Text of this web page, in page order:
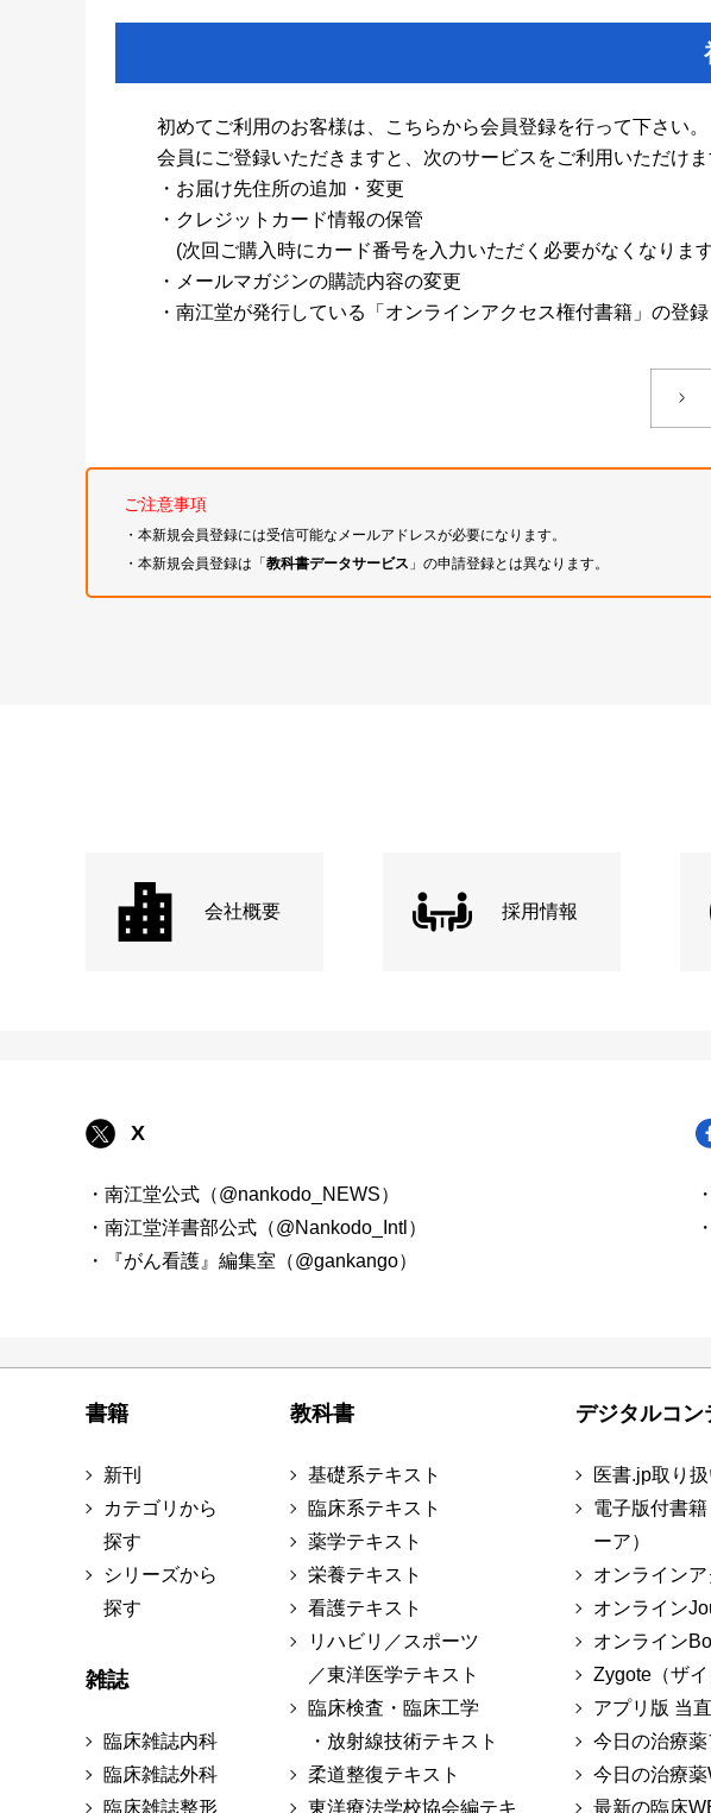
初めてご利用のお客様は、こちらから会員登録を行って下さい。
会員にご登録いただきますと、次のサービスをご利用いただけま
・お届け先住所の追加・変更
・クレジットカード情報の保管
(次回ご購入時にカード番号を入力いただく必要がなくなりま
・メールマガジンの購読内容の変更
・南江堂が発行している「オンラインアクセス権付書籍」の登
ご注意事項
・本新規会員登録には受信可能なメールアドレスが必要になります。
・本新規会員登録は「教科書データサービス 」の申請登録とは異なります。
会社概要 採用情報
X
・南江堂公式（@nankodo_NEWS）
・南江堂洋書部公式（@Nankodo_Intl）
・『がん看護』編集室（@gankango）
書籍
新刊
カテゴリから
探す
シリーズから
探す
雑誌
臨床雑誌内科
臨床雑誌外科
臨床雑誌整形
教科書
基礎系テキスト
臨床系テキスト
薬学テキスト
栄養テキスト
看護テキスト
リハビリ／スポーツ
／東洋医学テキスト
臨床検査・臨床工学
・放射線技術テキスト
柔道整復テキスト
東洋療法学校協会編テキ
デジタルコン
医書.jp取り
電子版付書
ーア）
オンライン
オンライン
オンライン
Zygote（ザイ
アプリ版 当
今日の治療薬
今日の治療
最新の臨床